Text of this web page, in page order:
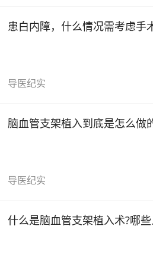
患白内障，什么情况需考虑手
导医纪实
脑血管支架植入到底是怎么做
导医纪实
什么是脑血管支架植入术?哪